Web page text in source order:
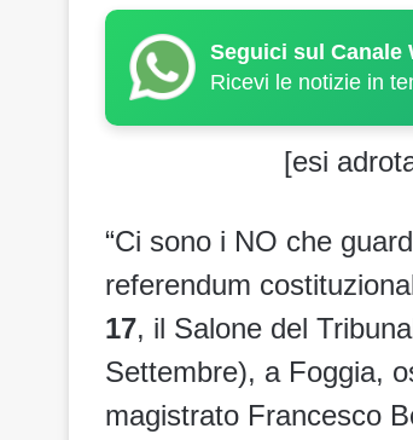
Seguici sul Canale
Ricevi le notizie in
[esi
“Ci sono i NO che
referendum
17, il Salone del
Settembre), a Foggia,
magistrato Francesco